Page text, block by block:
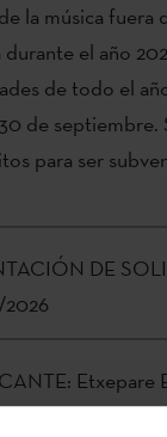
la música fuera
el año
de todo el
de septiembre.
para ser
DE
Etxepare